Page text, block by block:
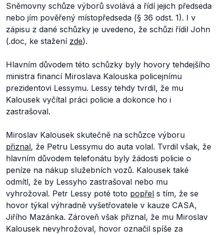
Sněmovny schůze výborů svolává a řídí jejich předseda
nebo jím pověřený místopředseda (§ 36 odst. 1). I v
zápisu z dané schůzky je uvedeno, že schůzi řídil John
(.doc, ke stažení zde).
Hlavním důvodem této schůzky byly hovory tehdejšího
ministra financí Miroslava Kalouska policejnímu
prezidentovi Lessymu. Lessy tehdy tvrdil, že mu
Kalousek vyčítal práci policie a dokonce ho i
zastrašoval.
Miroslav Kalousek skutečně na schůzce výboru
přiznal, že Petru Lessymu do auta volal. Tvrdil však, že
hlavním důvodem telefonátu byly žádosti policie o
peníze na nákup služebních vozů. Kalousek také
odmítl, že by Lessyho zastrašoval nebo mu
vyhrožoval. Petr Lessy poté toto popřel s tím, že se
hovor týkal výhradně vyšetřovatele v kauze CASA,
Jiřího Mazánka. Zároveň však přiznal, že mu Miroslav
Kalousek nevyhrožoval, hovor označil spíše za